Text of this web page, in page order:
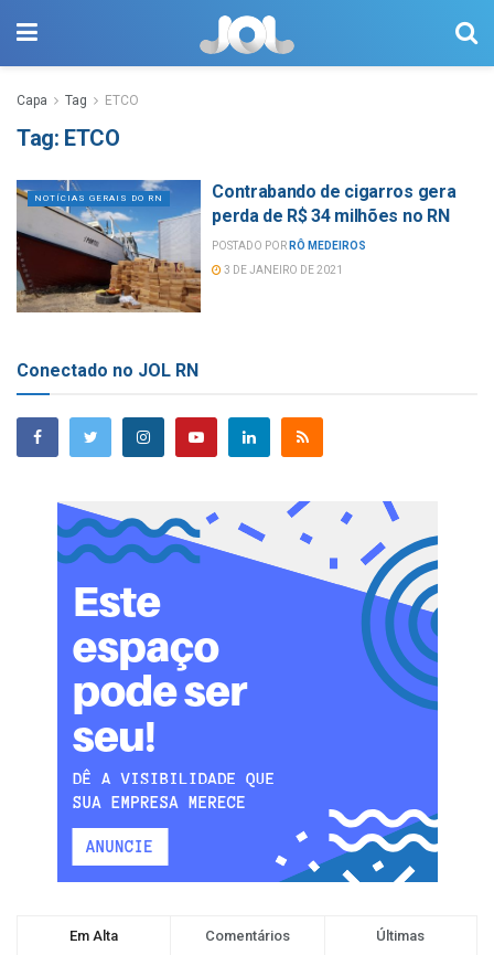
Capa Tag ETCO
Tag: ETCO
NOTÍCIAS GERAIS DO RN
Contrabando de cigarros gera
perda de R$ 34 milhões no RN
POSTADO POR RÔ MEDEIROS
3 DE JANEIRO DE 2021
Conectado no JOL RN
Em Alta Comentários Últimas